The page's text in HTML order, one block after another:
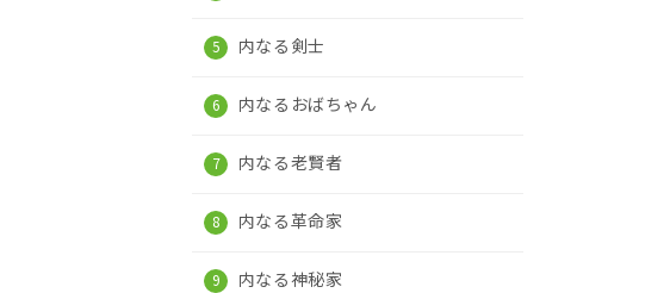
内なる剣士
内なるおばちゃん
内なる老賢者
内なる革命家
内なる神秘家